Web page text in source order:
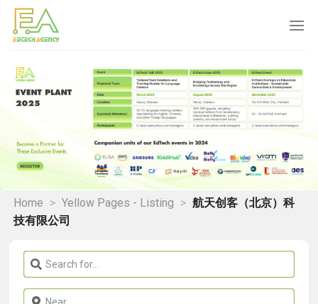
Skip
content
Home > Yellow Pages - Listing > 航天创客（北京）科
技有限公司